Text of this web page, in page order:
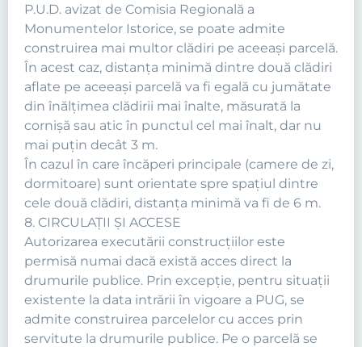
P.U.D. avizat de Comisia Regională a
Monumentelor Istorice, se poate admite
construirea mai multor clădiri pe aceeaşi parcelă.
În acest caz, distanţa minimă dintre două clădiri
aflate pe aceeaşi parcelă va fi egală cu jumătate
din înălţimea clădirii mai înalte, măsurată la
cornişă sau atic în punctul cel mai înalt, dar nu
mai puţin decât 3 m.
În cazul în care încăperi principale (camere de zi,
dormitoare) sunt orientate spre spaţiul dintre
cele două clădiri, distanţa minimă va fi de 6 m.
8. CIRCULAŢII ŞI ACCESE
Autorizarea executării construcţiilor este
permisă numai dacă există acces direct la
drumurile publice. Prin excepţie, pentru situaţii
existente la data intrării în vigoare a PUG, se
admite construirea parcelelor cu acces prin
servitute la drumurile publice. Pe o parcelă se